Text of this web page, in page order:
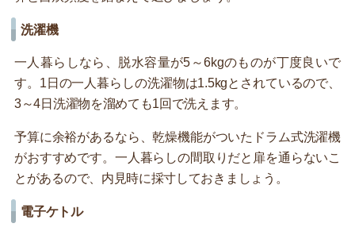
洗濯機
一人暮らしなら、脱水容量が5～6kgのものが丁度良いで
す。1日の一人暮らしの洗濯物は1.5kgとされているので、
3～4日洗濯物を溜めても1回で洗えます。
予算に余裕があるなら、乾燥機能がついたドラム式洗濯機
がおすすめです。一人暮らしの間取りだと扉を通らないこ
とがあるので、内見時に採寸しておきましょう。
電子ケトル